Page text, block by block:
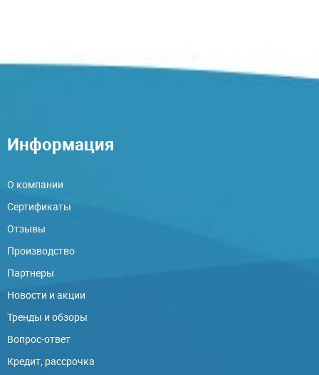
Информация
О компании
Сертификаты
Отзывы
Производство
Партнеры
Новости и акции
Тренды и обзоры
Вопрос-ответ
Кредит, рассрочка